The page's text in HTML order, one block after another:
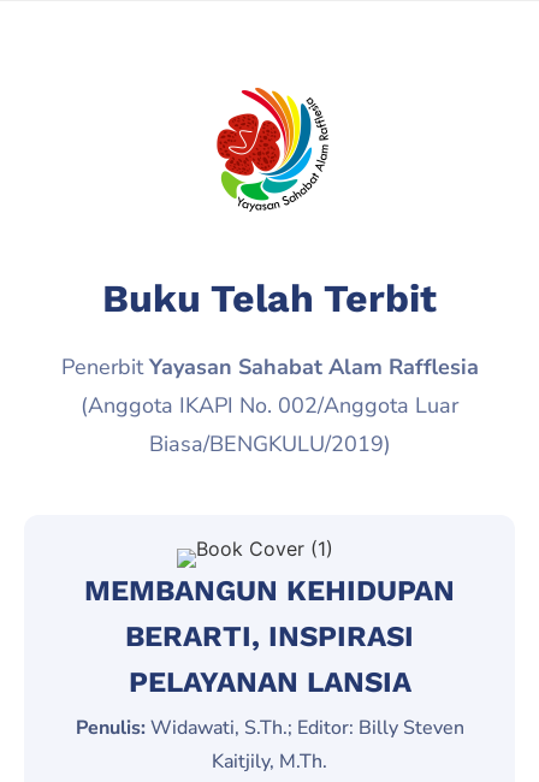
Buku Telah Terbit
PenerbitYayasan Sahabat Alam Rafflesia
(Anggota IKAPI No. 002/Anggota Luar
Biasa/BENGKULU/2019)
MEMBANGUN KEHIDUPAN
BERARTI, INSPIRASI
PELAYANAN LANSIA
Penulis:Widawati, S.Th.; Editor: Billy Steven
Kaitjily, M.Th.